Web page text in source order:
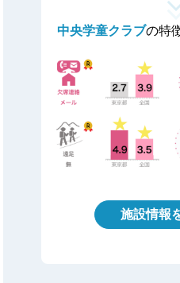
中央学童クラブの特
施設情報